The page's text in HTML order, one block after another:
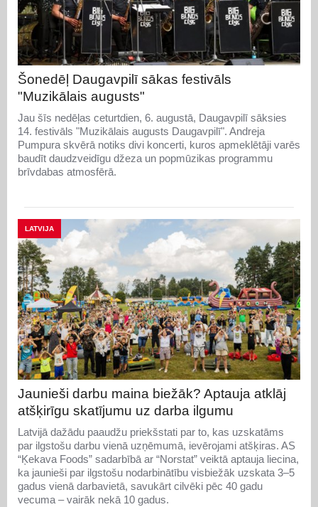
Šonedēļ Daugavpilī sākas festivāls
"Muzikālais augusts"
Jau šīs nedēļas ceturtdien, 6. augustā, Daugavpilī sāksies
14. festivāls "Muzikālais augusts Daugavpilī". Andreja
Pumpura skvērā notiks divi koncerti, kuros apmeklētāji varēs
baudīt daudzveidīgu džeza un popmūzikas programmu
brīvdabas atmosfērā.
LATVIJA
Jaunieši darbu maina biežāk? Aptauja atklāj
atšķirīgu skatījumu uz darba ilgumu
Latvijā dažādu paaudžu priekšstati par to, kas uzskatāms
par ilgstošu darbu vienā uzņēmumā, ievērojami atšķiras. AS
“Ķekava Foods” sadarbībā ar “Norstat” veiktā aptauja liecina,
ka jaunieši par ilgstošu nodarbinātību visbiežāk uzskata 3–5
gadus vienā darbavietā, savukārt cilvēki pēc 40 gadu
vecuma – vairāk nekā 10 gadus.